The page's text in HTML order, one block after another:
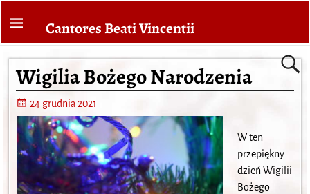
Cantores Beati Vincentii
Wigilia Bożego Narodzenia
24 grudnia 2021
W ten
przepiękny
dzień Wigilii
Bożego